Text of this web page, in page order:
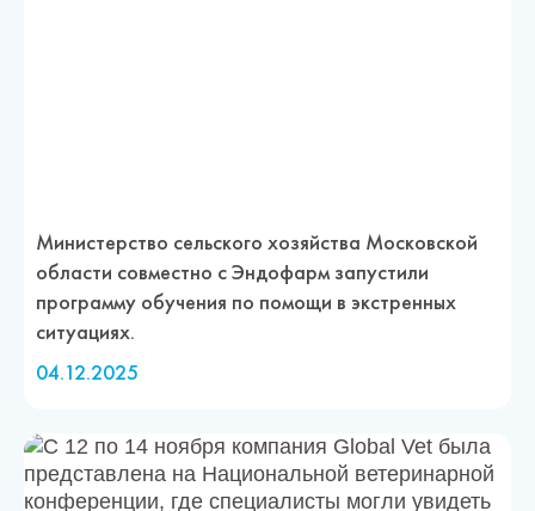
Министерство сельского хозяйства Московской
области совместно с Эндофарм запустили
программу обучения по помощи в экстренных
ситуациях.
04.12.2025